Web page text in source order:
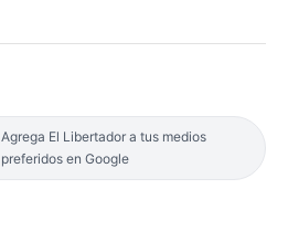
Agrega El Libertador a tus medios
preferidos en Google